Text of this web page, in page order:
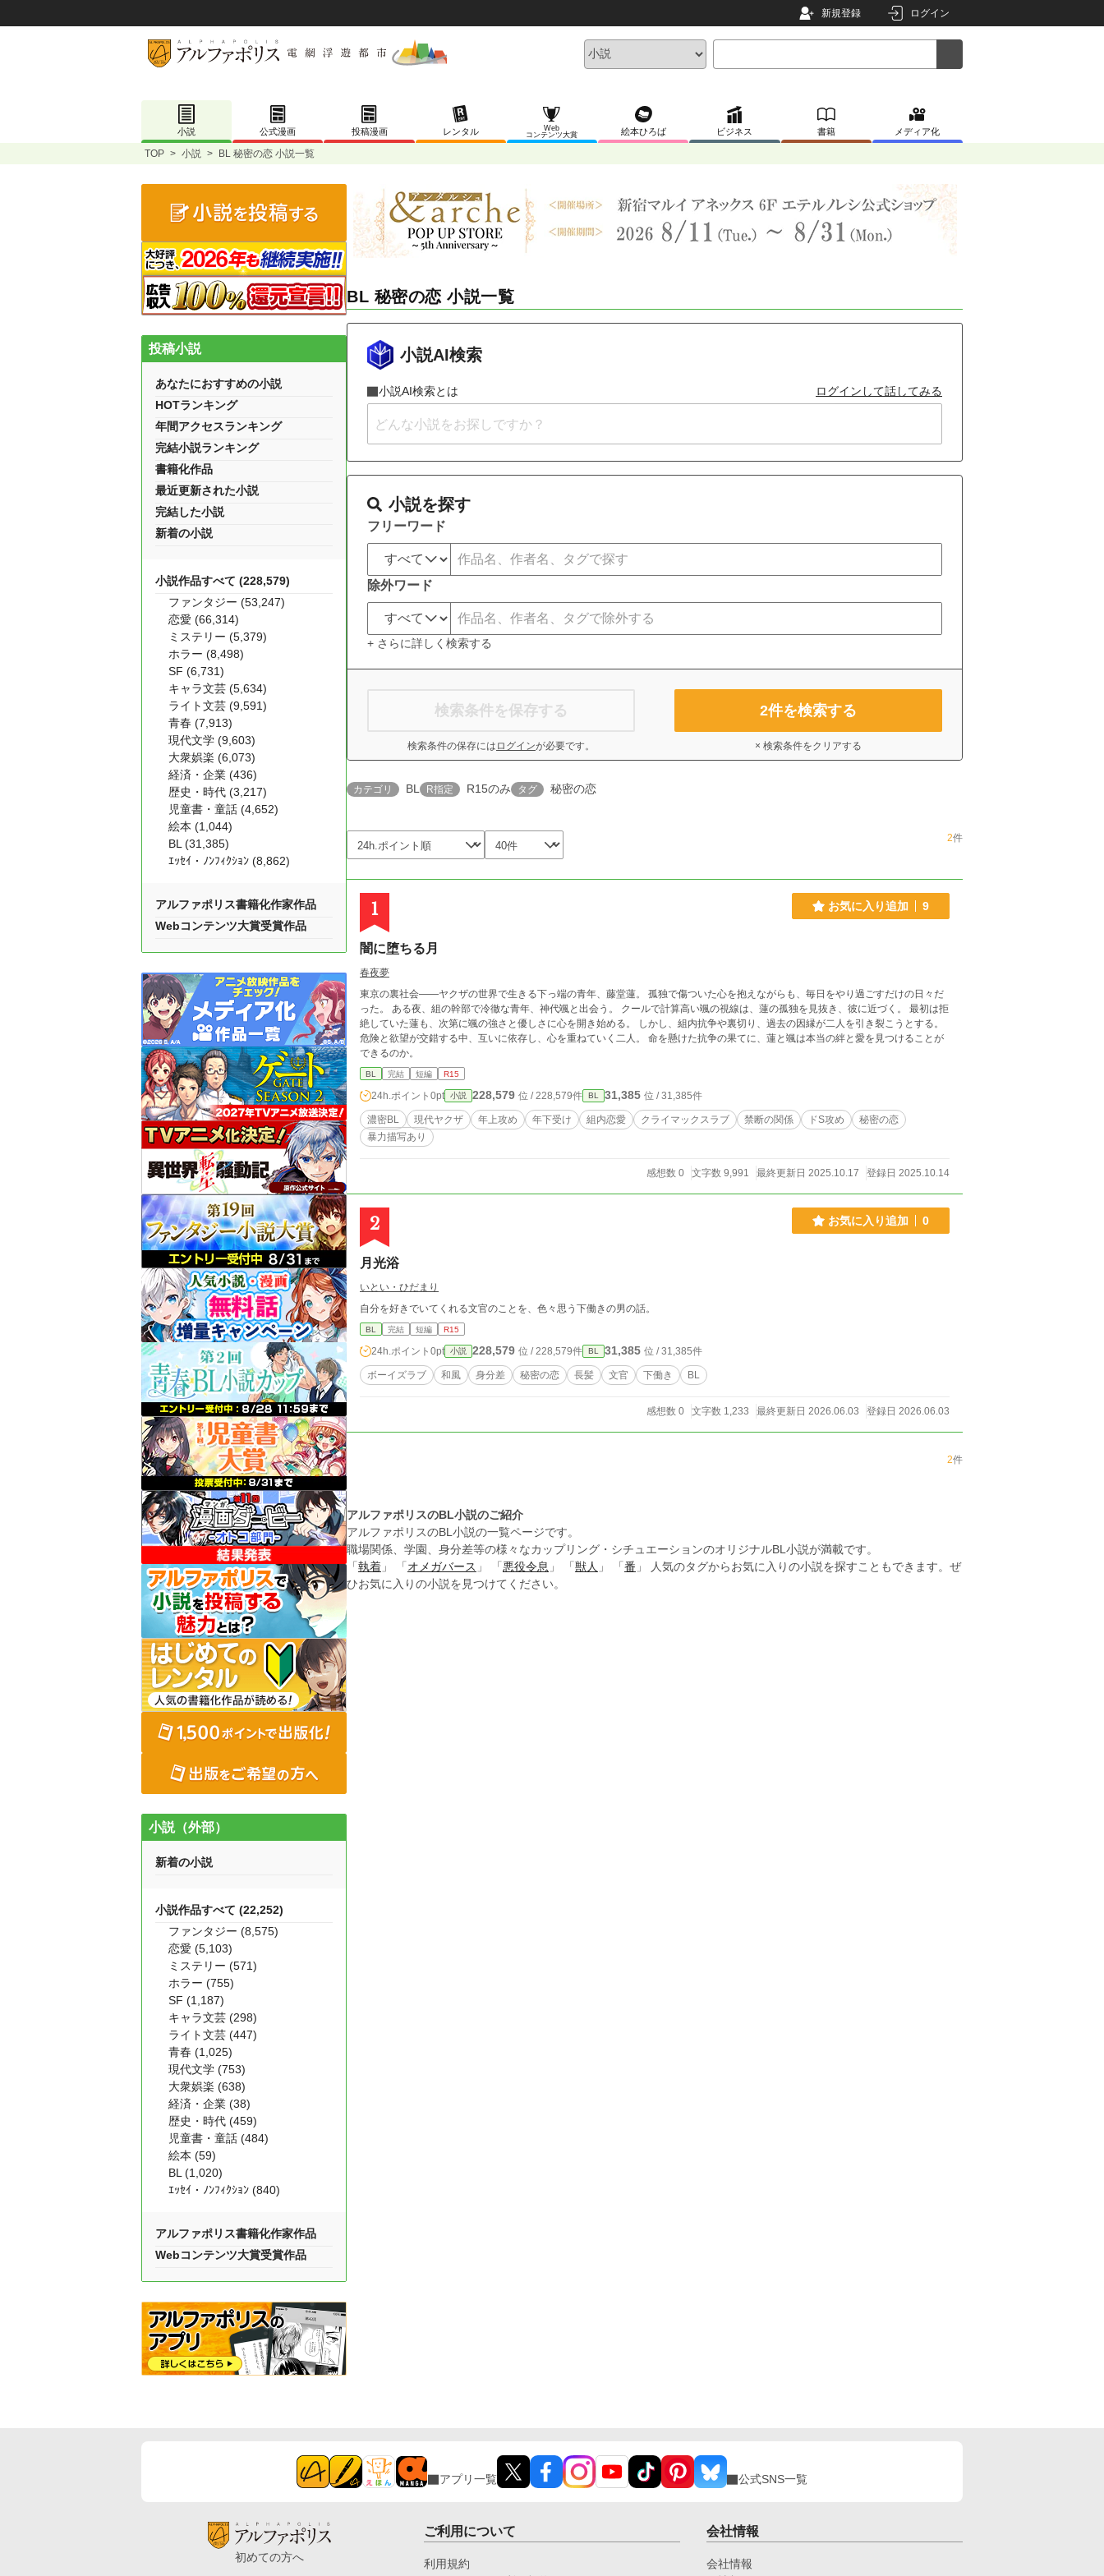
新規登録 ログイン
小説 公式漫画 投稿漫画 レンタル
Web
コンテンツ大賞
絵本ひろば ビジネス 書籍 メディア化
TOP > 小説 > BL 秘密の恋 小説一覧
BL 秘密の恋 小説一覧
小説AI検索
小説AI検索とは ログインして話してみる
小説を探す
フリーワード
除外ワード
+ さらに詳しく検索する
検索条件を保存する
検索条件の保存には ログインが必要です。
2件を検索する
× 検索条件をクリアする
カテゴリ BL R指定 R15のみ タグ 秘密の恋
2件
1 お気に入り追加 9
闇に堕ちる月
春夜夢
東京の裏社会――ヤクザの世界で生きる下っ端の青年、藤堂蓮。 孤独で傷ついた心を抱えながらも、毎日をやり過ごすだけの日々だ
った。 ある夜、組の幹部で冷徹な青年、神代颯と出会う。 クールで計算高い颯の視線は、蓮の孤独を見抜き、彼に近づく。 最初は拒
絶していた蓮も、次第に颯の強さと優しさに心を開き始める。 しかし、組内抗争や裏切り、過去の因縁が二人を引き裂こうとする。
危険と欲望が交錯する中、互いに依存し、心を重ねていく二人。 命を懸けた抗争の果てに、蓮と颯は本当の絆と愛を見つけることが
できるのか。
BL 完結 短編 R15
24h.ポイント 0pt 小説 228,579 位 / 228,579件 BL 31,385 位 / 31,385件
濃密BL 現代ヤクザ 年上攻め 年下受け 組内恋愛 クライマックスラブ 禁断の関係 ドS攻め
秘密の恋
暴力描写あり
感想数 0 文字数 9,991 最終更新日 2025.10.17 登録日 2025.10.14
2 お気に入り追加 0
月光浴
いとい・ひだまり
自分を好きでいてくれる文官のことを、色々思う下働きの男の話。
BL 完結 短編 R15
24h.ポイント 0pt 小説 228,579 位 / 228,579件 BL 31,385 位 / 31,385件
ボーイズラブ 和風 身分差 秘密の恋 長髪 文官 下働き BL
感想数 0 文字数 1,233 最終更新日 2026.06.03 登録日 2026.06.03
2件
アルファポリスのBL小説のご紹介
アルファポリスのBL小説の一覧ページです。
職場関係、学園、身分差等の様々なカップリング・シチュエーションのオリジナルBL小説が満載です。
「 執着 」 「 オメガバース 」 「 悪役令息 」 「 獣人 」 「 番 」 人気のタグからお気に入りの小説を探すこともできます。ぜ
ひお気に入りの小説を見つけてください。
投稿小説
あなたにおすすめの小説
HOTランキング
年間アクセスランキング
完結小説ランキング
書籍化作品
最近更新された小説
完結した小説
新着の小説
小説作品すべて (228,579)
ファンタジー (53,247)
恋愛 (66,314)
ミステリー (5,379)
ホラー (8,498)
SF (6,731)
キャラ文芸 (5,634)
ライト文芸 (9,591)
青春 (7,913)
現代文学 (9,603)
大衆娯楽 (6,073)
経済・企業 (436)
歴史・時代 (3,217)
児童書・童話 (4,652)
絵本 (1,044)
BL (31,385)
ｴｯｾｲ・ﾉﾝﾌｨｸｼｮﾝ (8,862)
アルファポリス書籍化作家作品
Webコンテンツ大賞受賞作品
小説（外部）
新着の小説
小説作品すべて (22,252)
ファンタジー (8,575)
恋愛 (5,103)
ミステリー (571)
ホラー (755)
SF (1,187)
キャラ文芸 (298)
ライト文芸 (447)
青春 (1,025)
現代文学 (753)
大衆娯楽 (638)
経済・企業 (38)
歴史・時代 (459)
児童書・童話 (484)
絵本 (59)
BL (1,020)
ｴｯｾｲ・ﾉﾝﾌｨｸｼｮﾝ (840)
アルファポリス書籍化作家作品
Webコンテンツ大賞受賞作品
アプリ一覧 公式SNS一覧
初めての方へ
ご利用について
利用規約
会社情報
会社情報